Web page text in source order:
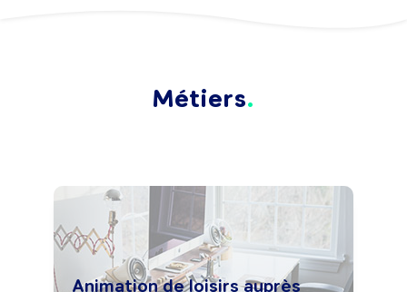
Métiers
Animation de loisirs auprès